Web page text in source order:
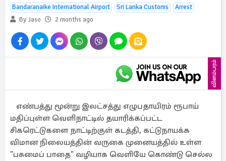
Bandaranaike International Airport Sri Lanka Customs
Arrest
By Jaso
2 months ago
விளம்பரம்
எண்பத்து மூன்று இலட்சத்து எழுபதாயிரம் ரூபாய்
மதிப்புள்ள வெளிநாட்டில் தயாரிக்கப்பட்ட
சிகரெட்டுகளை நாட்டிற்குள் கடத்தி, கட்டுநாயக்க
விமான நிலையத்தின் வருகை முனையத்தில் உள்ள
"பசுமைப் பாதை" வழியாக வெளியே கொண்டு செல்ல